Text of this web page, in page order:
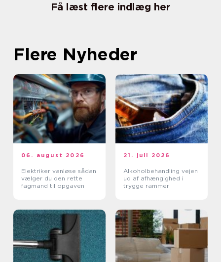
Få læst flere indlæg her
Flere Nyheder
06. august 2026
Elektriker vanløse sådan
vælger du den rette
fagmand til opgaven
21. juli 2026
Alkoholbehandling vejen
ud af afhængighed i
trygge rammer